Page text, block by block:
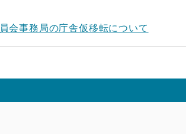
会事務局の庁舎仮移転について